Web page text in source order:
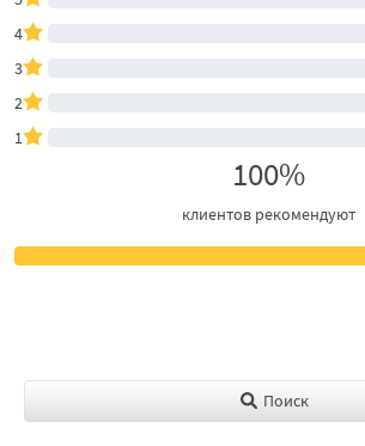
4
3
2
1
100%
клиентов рекомендуют
Поиск